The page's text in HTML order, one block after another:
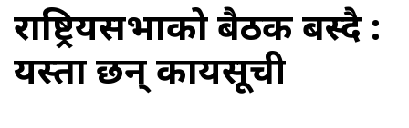
राष्ट्रियसभाको बैठक बस्दै :
यस्ता छन् कार्यसूची